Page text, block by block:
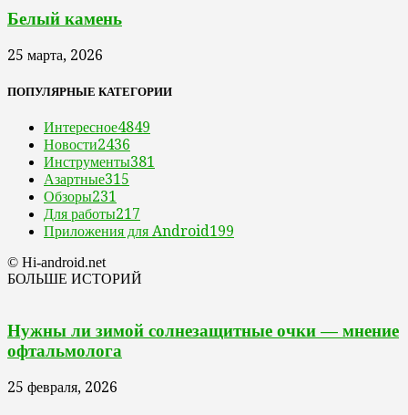
Белый камень
25 марта, 2026
ПОПУЛЯРНЫЕ КАТЕГОРИИ
Интересное4849
Новости2436
Инструменты381
Азартные315
Обзоры231
Для работы217
Приложения для Android199
© Hi-android.net
БОЛЬШЕ ИСТОРИЙ
Нужны ли зимой солнезащитные очки — мнение
офтальмолога
25 февраля, 2026